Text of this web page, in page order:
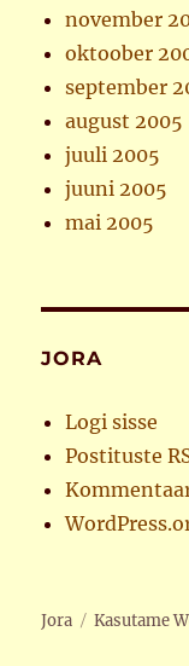
november
oktoober
september
august 2005
juuli 2005
juuni 2005
mai 2005
JORA
Logi sisse
Postituste
Jora Kasutame